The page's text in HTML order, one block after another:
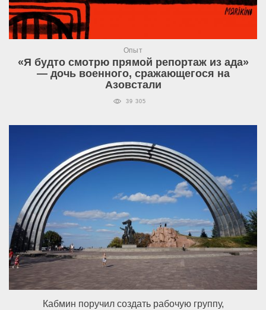
Опыт
«Я будто смотрю прямой репортаж из ада»
— дочь военного, сражающегося на
Азовстали
39 305
Кабмин поручил создать рабочую группу,